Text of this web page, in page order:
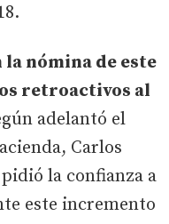
nómina de este
retroactivos al
adelantó el
Carlos
la confianza a
este incremento